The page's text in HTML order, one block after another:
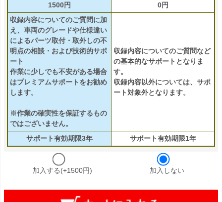
1500円
0円
収録内容についてのご質問に加
え、車両のグレードや仕様違い
によるパーツ取付・取外しの不
明点の相談・および技術的サポ
ート
作業に少しでも不安がある場合
はプレミアムサポートをお勧め
します。
※作業の確実性を保証するもの
ではございません。
収録内容についてのご質問など
の基本的なサポートとなりま
す。
収録内容以外については、サポ
ート対象外となります。
サポート有効期限3年 サポート有効期限1年
加入する(+1500円) 加入しない